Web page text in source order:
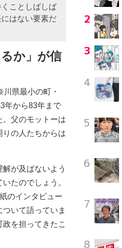
ことしばしば
はない要素だ
か」が信
県最小の町・
年から83年まで
父のモットーは
りの人たちからは
が及ばないよう
たのでしょう。
のインタビュー
いて語っていま
を担ってきたこ